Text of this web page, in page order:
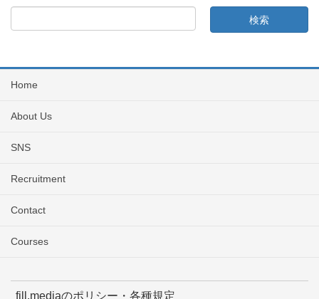
Home
About Us
SNS
Recruitment
Contact
Courses
fill.mediaのポリシー・各種規定